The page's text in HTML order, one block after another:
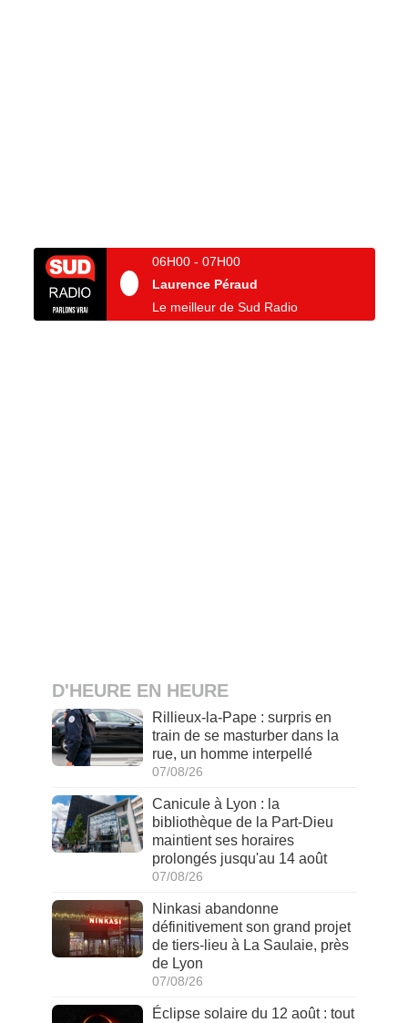
06H00- 07H00
Laurence Péraud
Le meilleur de Sud Radio
D'HEURE EN HEURE
Rillieux-la-Pape : surpris en
train de se masturber dans la
rue, un homme interpellé
07/08/26
Canicule à Lyon : la
bibliothèque de la Part-Dieu
maintient ses horaires
prolongés jusqu'au 14 août
07/08/26
Ninkasi abandonne
définitivement son grand projet
de tiers-lieu à La Saulaie, près
de Lyon
07/08/26
Éclipse solaire du 12 août : tout